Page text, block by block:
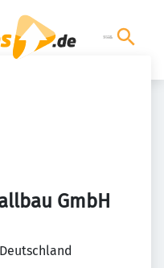
GmbH